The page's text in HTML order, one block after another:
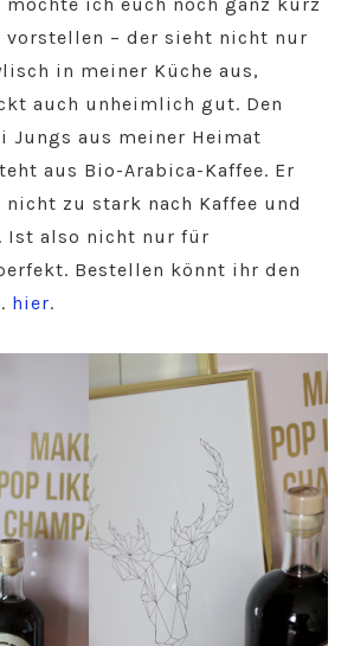
möchte ich euch noch ganz kurz
vorstellen – der sieht nicht nur
in meiner Küche aus,
auch unheimlich gut. Den
Jungs aus meiner Heimat
aus Bio-Arabica-Kaffee. Er
zu stark nach Kaffee und
Ist also nicht nur für
Bestellen könnt ihr den
hier.